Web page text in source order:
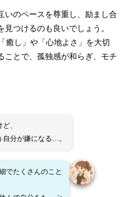
いのペースを尊重し、励まし合
見つけるのも良いでしょう。
癒し」や「心地よさ」を大切
ことで、孤独感が和らぎ、モチ
、
分が嫌になる…。
でたくさんのこと